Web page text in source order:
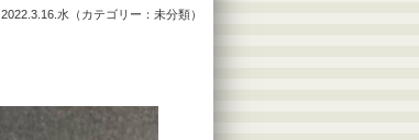
2022.3.16.水（カテゴリー： 未分類）